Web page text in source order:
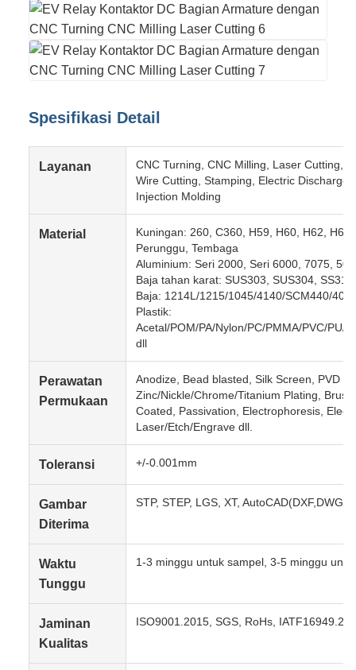
Spesifikasi Detail
Layanan
CNC Turning, CNC Milling, Laser Cutting,
Wire Cutting, Stamping, Electric Discharge
Injection Molding
Material
Kuningan: 260, C360, H59, H60, H62,
Perunggu, Tembaga
Aluminium: Seri 2000, Seri 6000, 7075,
Baja tahan karat: SUS303, SUS304,
Baja: 1214L/1215/1045/4140/SCM440/
Plastik:
Acetal/POM/PA/Nylon/PC/PMMA/PVC/PU/
dll
Perawatan
Permukaan
Anodize, Bead blasted, Silk Screen, PVD
Zinc/Nickle/Chrome/Titanium Plating,
Coated, Passivation, Electrophoresis,
Laser/Etch/Engrave dll.
Toleransi +/-0.001mm
Gambar
Diterima
STP, STEP, LGS, XT,
Waktu
Tunggu
1-3 minggu untuk sampel, 3-5 minggu
Jaminan
Kualitas
ISO9001.2015, SGS, RoHs,